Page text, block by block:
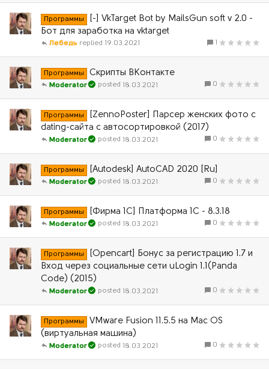
Программы
[-] VkTarget Bot by MailsGun soft v 2.0 -
Бот для заработка на vktarget
1
19.03.2021
Лебедь
Программы Скрипты ВКонтакте
0
18.03.2021
Moderator
Программы
[ZennoPoster] Парсер женских фото с
dating-сайта с автосортировкой (2017)
0
18.03.2021
Moderator
Программы [Autodesk] AutoCAD 2020 [Ru]
0
18.03.2021
Moderator
Программы [Фирма 1С] Платформа 1С - 8.3.18
0
18.03.2021
Moderator
Программы
[Opencart] Бонус за регистрацию 1.7 и
Вход через социальные сети uLogin 1.1(Panda
Code) (2015)
0
18.03.2021
Moderator
Программы
VMware Fusion 11.5.5 на Mac OS
(виртуальная машина)
0
18.03.2021
Moderator